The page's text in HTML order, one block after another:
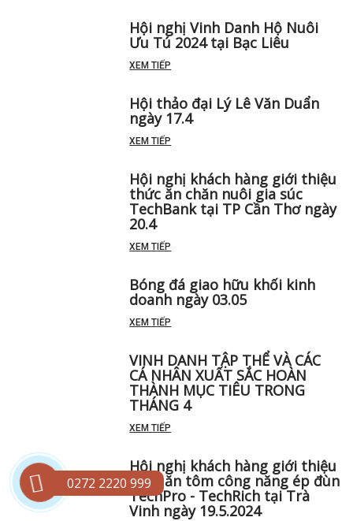
Hội nghị Vinh Danh Hộ Nuôi
Ưu Tú 2024 tại Bạc Liêu
XEM TIẾP
Hội thảo đại Lý Lê Văn Duẩn
ngày 17.4
XEM TIẾP
Hội nghị khách hàng giới thiệu
thức ăn chăn nuôi gia súc
TechBank tại TP Cần Thơ ngày
20.4
XEM TIẾP
Bóng đá giao hữu khối kinh
doanh ngày 03.05
XEM TIẾP
VINH DANH TẬP THỂ VÀ CÁC
CÁ NHÂN XUẤT SẮC HOÀN
THÀNH MỤC TIÊU TRONG
THÁNG 4
XEM TIẾP
Hội nghị khách hàng giới thiệu
thức ăn tôm công năng ép đùn
TechPro - TechRich tại Trà
Vinh ngày 19.5.2024
0272 2220 999